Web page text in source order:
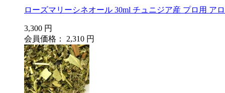
ローズマリーシネオール 30ml チュニジア産 プロ用
3,300 円
会員価格： 2,310 円